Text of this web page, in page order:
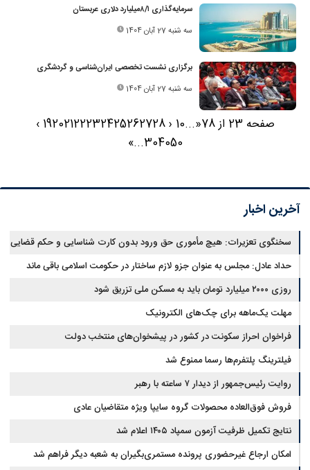
سرمایه‌گذاری ۸/۱‌میلیارد دلاری عربستان
سه شنبه 27 آبان 1404
برگزاری نشست تخصصی ایران‌شناسی و گردشگری
سه شنبه 27 آبان 1404
صفحه 23 از 78 «
...
10
‹
19202122232425262728
›
304050
...
»
آخرین اخبار
سخنگوی تعزیرات: هیچ مأموری حق ورود بدون کارت شناسایی و حکم قضایی
ندارد
حداد عادل: مجلس به عنوان جزو لازم ساختار در حکومت اسلامی باقی ماند
روزی ۲۰۰۰ میلیارد تومان باید به مسکن ملی تزریق شود
مهلت یک‌ماهه برای چک‌های الکترونیک
فراخوان احراز سکونت در کشور در پیشخوان‌های منتخب دولت
فیلترینگ پلتفرم‌ها رسما ممنوع شد
روایت رئیس‌جمهور از دیدار ۷ ساعته با رهبر
فروش فوق‌العاده محصولات گروه سایپا ویژه متقاضیان عادی
نتایج تکمیل ظرفیت آزمون سمپاد ۱۴۰۵ اعلام شد
امکان ارجاع غیرحضوری پرونده مستمری‌بگیران به شعبه دیگر فراهم شد